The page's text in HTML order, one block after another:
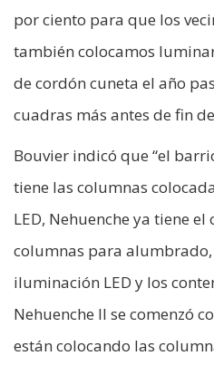
por ciento para que los
también colocamos
de cordón cuneta el año
cuadras más antes de fin
Bouvier indicó que “el
tiene las columnas
LED, Nehuenche ya tiene
columnas para alumbrado,
iluminación LED y los
Nehuenche II se comenzó
están colocando las